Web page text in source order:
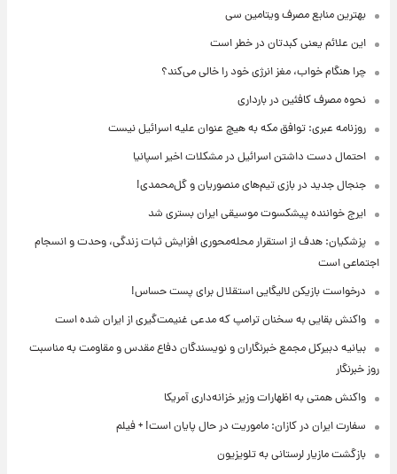
بهترین منابع مصرف ویتامین سی
این علائم یعنی کبدتان در خطر است
چرا هنگام خواب، مغز انرژی خود را خالی می‌کند؟
نحوه مصرف کافئین در بارداری
روزنامه عبری: توافق مکه به هیچ عنوان علیه اسرائیل نیست
احتمال دست داشتن اسرائیل در مشکلات اخیر اسپانیا
جنجال جدید در بازی تیم‌های منصوریان و گل‌محمدی!
ایرج خواننده پیشکسوت موسیقی ایران بستری شد
پزشکیان: هدف از استقرار محله‌محوری افزایش ثبات زندگی، وحدت و انسجام
اجتماعی است
درخواست بازیکن لالیگایی استقلال برای پست حساس!
واکنش بقایی به سخنان ترامپ که مدعی غنیمت‌گیری از ایران شده است
بیانیه دبیرکل مجمع خبرنگاران و نویسندگان دفاع مقدس و مقاومت به مناسبت
روز خبرنگار
واکنش همتی به اظهارات وزیر خزانه‌داری آمریکا
سفارت ایران در کازان: ماموریت در حال پایان است! + فیلم
بازگشت مازیار لرستانی به تلویزیون